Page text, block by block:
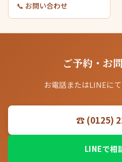
📞 お問い合わせ
ご予約・お
お電話またはLINEに
☎ (0125)
LINEで相